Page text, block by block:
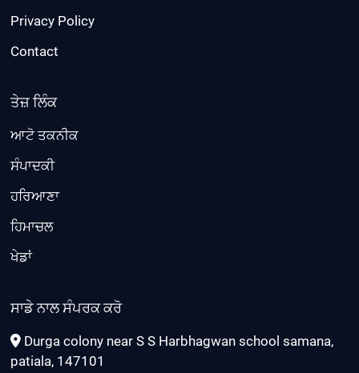
Privacy Policy
Contact
ਤੇਜ਼ ਲਿੰਕ
ਆਟੋ ਤਕਨੀਕ
ਸੰਪਾਦਕੀ
ਹਰਿਆਣਾ
ਹਿਮਾਚਲ
ਖੇਡਾਂ
ਸਾਡੇ ਨਾਲ ਸੰਪਰਕ ਕਰੋ
Durga colony near S S Harbhagwan school samana,
patiala, 147101